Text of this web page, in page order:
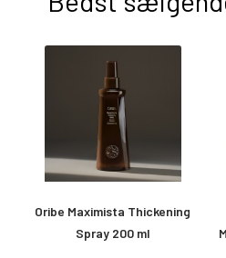
Oribe Maximista Thickening
Spray 200 ml